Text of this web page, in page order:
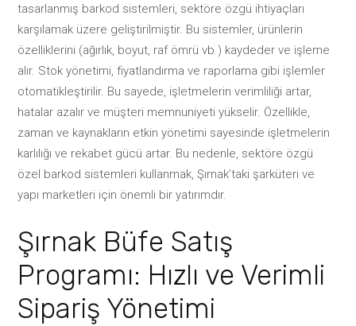
tasarlanmış barkod sistemleri, sektöre özgü ihtiyaçları
karşılamak üzere geliştirilmiştir. Bu sistemler, ürünlerin
özelliklerini (ağırlık, boyut, raf ömrü vb.) kaydeder ve işleme
alır. Stok yönetimi, fiyatlandırma ve raporlama gibi işlemler
otomatikleştirilir. Bu sayede, işletmelerin verimliliği artar,
hatalar azalır ve müşteri memnuniyeti yükselir. Özellikle,
zaman ve kaynakların etkin yönetimi sayesinde işletmelerin
karlılığı ve rekabet gücü artar. Bu nedenle, sektöre özgü
özel barkod sistemleri kullanmak, Şırnak’taki şarküteri ve
yapı marketleri için önemli bir yatırımdır.
Şırnak Büfe Satış
Programı: Hızlı ve Verimli
Sipariş Yönetimi